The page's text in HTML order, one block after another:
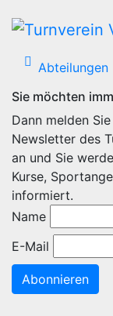
Inhalt
Abteilungen
Sie möchten
Dann melden
Newsletter des
an und Sie
Kurse,
informiert.
Name
E-Mail
Abonnieren